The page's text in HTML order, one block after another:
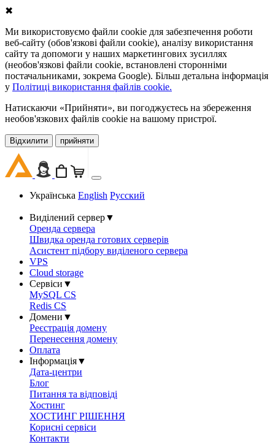
✖
Ми використовуємо файли cookie для забезпечення роботи
веб-сайту (обов'язкові файли cookie), аналізу використання
сайту та допомоги у наших маркетингових зусиллях
(необов'язкові файли cookie, встановлені сторонніми
постачальниками, зокрема Google). Більш детальна інформація
у Політиці використання файлів cookie.
Натискаючи «Прийняти», ви погоджуєтесь на збереження
необов'язкових файлів cookie на вашому пристрої.
Відхилити прийняти
Українська English Русский
Виділений сервер▼
Оренда сервера
Швидка оренда готових серверів
Асистент підбору виділеного сервера
VPS
Cloud storage
Сервіси ▼
MySQL CS
Redis CS
Домени ▼
Реєстрація домену
Перенесення домену
Оплата
Інформація▼
Дата-центри
Блог
Питання та відповіді
Хостинг
ХОСТИНГ РІШЕННЯ
Корисні сервіси
Контакти